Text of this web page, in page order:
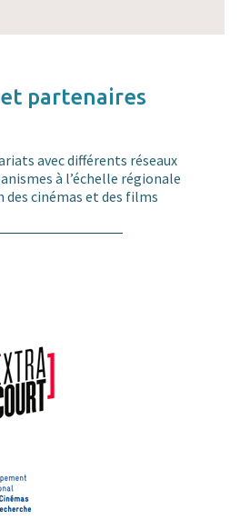
partenaires
avec différents réseaux
à l’échelle régionale
cinémas et des films